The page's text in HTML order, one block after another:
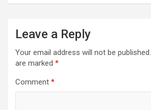
Leave a Reply
Your email address will not be published.
are marked *
Comment *